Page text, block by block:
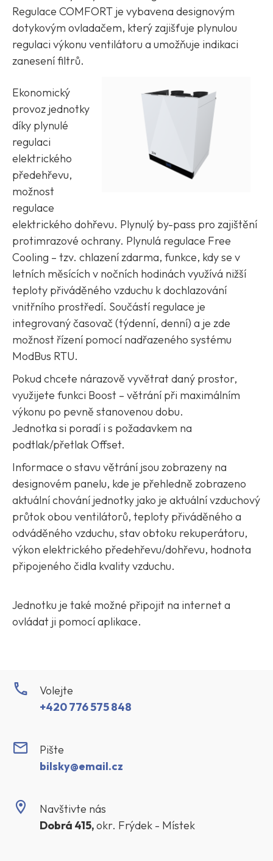
Regulace COMFORT je vybavena designovým
dotykovým ovladačem, který zajišťuje plynulou
regulaci výkonu ventilátoru a umožňuje indikaci
zanesení filtrů.
Ekonomický
provoz jednotky
díky plynulé
regulaci
elektrického
předehřevu,
možnost
regulace
elektrického dohřevu. Plynulý by-pass pro zajištění
protimrazové ochrany. Plynulá regulace Free
Cooling – tzv. chlazení zdarma, funkce, kdy se v
letních měsících v nočních hodinách využívá nižší
teploty přiváděného vzduchu k dochlazování
vnitřního prostředí. Součástí regulace je
integrovaný časovač (týdenní, denní) a je zde
možnost řízení pomocí nadřazeného systému
ModBus RTU.
Pokud chcete nárazově vyvětrat daný prostor,
využijete funkci Boost – větrání při maximálním
výkonu po pevně stanovenou dobu.
Jednotka si poradí i s požadavkem na
podtlak/přetlak Offset.
Informace o stavu větrání jsou zobrazeny na
designovém panelu, kde je přehledně zobrazeno
aktuální chování jednotky jako je aktuální vzduchový
průtok obou ventilátorů, teploty přiváděného a
odváděného vzduchu, stav obtoku rekuperátoru,
výkon elektrického předehřevu/dohřevu, hodnota
připojeného čidla kvality vzduchu.
Jednotku je také možné připojit na internet a
ovládat ji pomocí aplikace.
Volejte
+420 776 575 848
Pište
bilsky@email.cz
Navštivte nás
Dobrá 415,okr. Frýdek - Místek